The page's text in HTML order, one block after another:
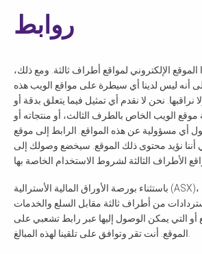
روابط
الإلكتروني لمواقع أطراف ثالثة. ومع ذلك،
أنه ليس لدينا أي سيطرة على مواقع الويب هذه
نراقبها. نحن لا نقدم أي تمثيل فيما يتعلق بدقة أو
موقع الويب الخاص بالطرف الثالث، أو منتجاته أو
أي مسؤولية عن هذه المواقع. الرابط إلى موقع
أننا نؤيد محتوى ذلك الموقع. سيخضع وصولك إلى
باستثناء بورصة الأوراق المالية الأسترالية (ASX)، قد نتلقى رسومًا
من أطراف ثالثة مقابل السلع والخدمات
أو التي يمكن الوصول إليها عبر رابط تشعبي على